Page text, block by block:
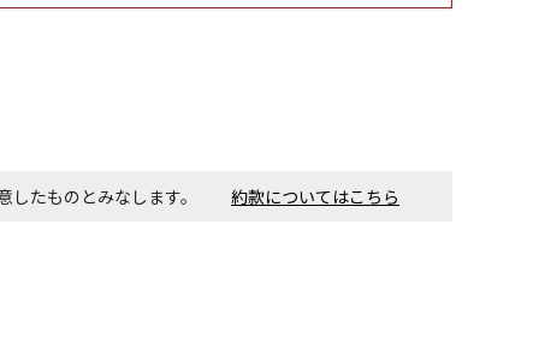
意したものとみなします。 約款についてはこちら